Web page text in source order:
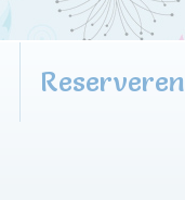
Reserveren